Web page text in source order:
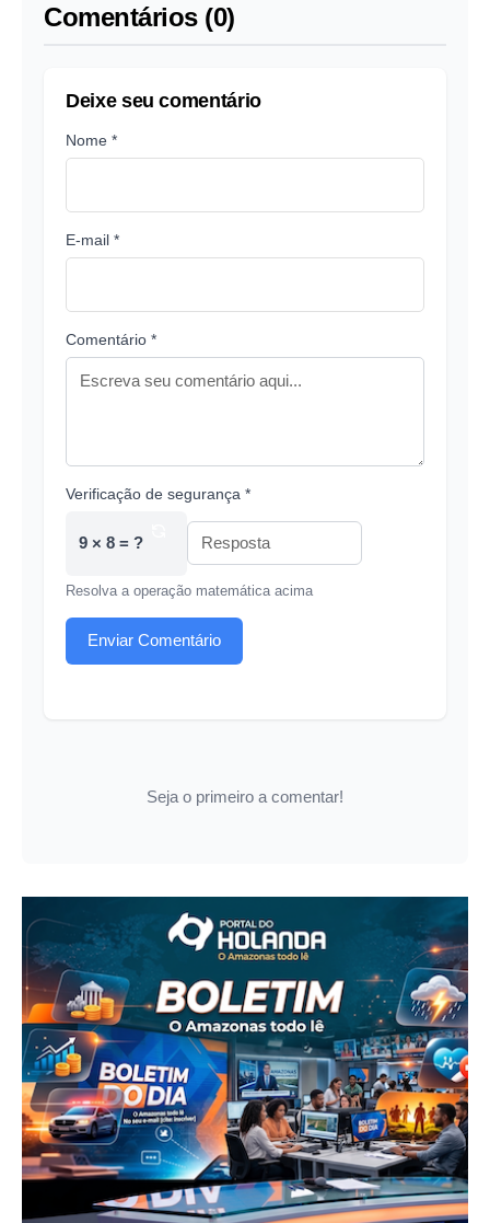
Comentários (0)
Deixe seu comentário
Nome *
E-mail *
Comentário *
Verificação de segurança *
9 × 8 = ?
Resolva a operação matemática acima
Enviar Comentário
Seja o primeiro a comentar!